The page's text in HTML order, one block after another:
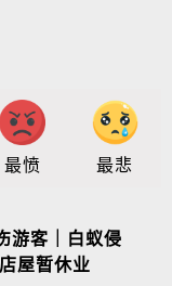
最愤 最悲
游客｜白蚁侵
屋暂休业